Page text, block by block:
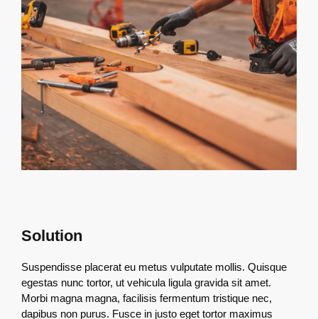
Solution
Suspendisse placerat eu metus vulputate mollis. Quisque
egestas nunc tortor, ut vehicula ligula gravida sit amet.
Morbi magna magna, facilisis fermentum tristique nec,
dapibus non purus. Fusce in justo eget tortor maximus